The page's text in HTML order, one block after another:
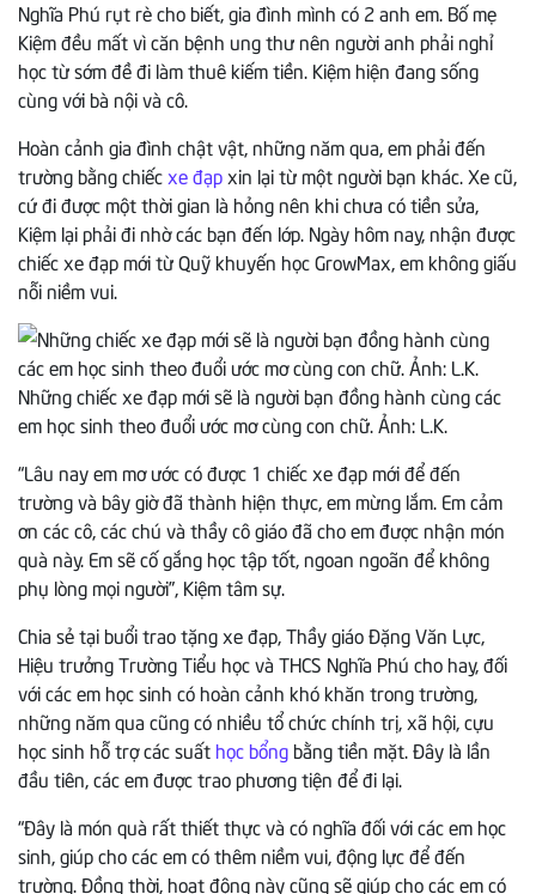
Nghĩa Phú rụt rè cho biết, gia đình mình có 2 anh em. Bố mẹ
Kiệm đều mất vì căn bệnh ung thư nên người anh phải nghỉ
học từ sớm đề đi làm thuê kiếm tiền. Kiệm hiện đang sống
cùng với bà nội và cô.
Hoàn cảnh gia đình chật vật, những năm qua, em phải đến
trường bằng chiếcxe đạpxin lại từ một người bạn khác. Xe cũ,
cứ đi được một thời gian là hỏng nên khi chưa có tiền sửa,
Kiệm lại phải đi nhờ các bạn đến lớp. Ngày hôm nay, nhận được
chiếc xe đạp mới từ Quỹ khuyến học GrowMax, em không giấu
nỗi niềm vui.
Những chiếc xe đạp mới sẽ là người bạn đồng hành cùng các
em học sinh theo đuổi ước mơ cùng con chữ. Ảnh: L.K.
“Lâu nay em mơ ước có được 1 chiếc xe đạp mới để đến
trường và bây giờ đã thành hiện thực, em mừng lắm. Em cảm
ơn các cô, các chú và thầy cô giáo đã cho em được nhận món
quà này. Em sẽ cố gắng học tập tốt, ngoan ngoãn để không
phụ lòng mọi người”, Kiệm tâm sự.
Chia sẻ tại buổi trao tặng xe đạp, Thầy giáo Đặng Văn Lực,
Hiệu trưởng Trường Tiểu học và THCS Nghĩa Phú cho hay, đối
với các em học sinh có hoàn cảnh khó khăn trong trường,
những năm qua cũng có nhiều tổ chức chính trị, xã hội, cựu
học sinh hỗ trợ các suất học bổngbằng tiền mặt. Đây là lần
đầu tiên, các em được trao phương tiện để đi lại.
“Đây là món quà rất thiết thực và có nghĩa đối với các em học
sinh, giúp cho các em có thêm niềm vui, động lực để đến
trường. Đồng thời, hoạt động này cũng sẽ giúp cho các em có